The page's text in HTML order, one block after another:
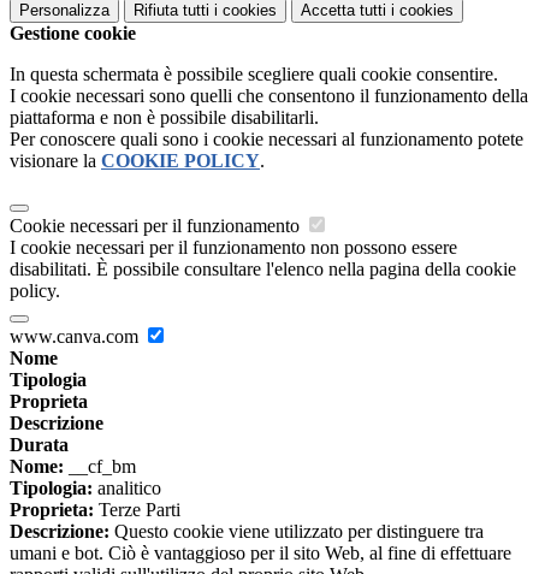
Personalizza Rifiuta tutti i cookies Accetta tutti i cookies
Gestione cookie
In questa schermata è possibile scegliere quali cookie consentire.
I cookie necessari sono quelli che consentono il funzionamento della
piattaforma e non è possibile disabilitarli.
Per conoscere quali sono i cookie necessari al funzionamento potete
visionare la COOKIE POLICY.
Cookie necessari per il funzionamento
I cookie necessari per il funzionamento non possono essere
disabilitati. È possibile consultare l'elenco nella pagina della cookie
policy.
www.canva.com
Nome
Tipologia
Proprieta
Descrizione
Durata
Nome: __cf_bm
Tipologia: analitico
Proprieta: Terze Parti
Descrizione: Questo cookie viene utilizzato per distinguere tra
umani e bot. Ciò è vantaggioso per il sito Web, al fine di effettuare